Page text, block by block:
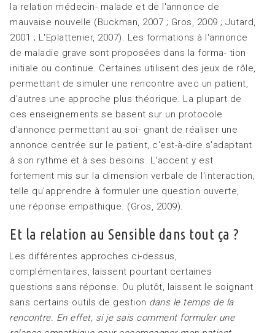
la relation médecin- malade et de l'annonce de
mauvaise nouvelle (Buckman, 2007 ; Gros, 2009 ; Jutard,
2001 ; L'Eplattenier, 2007). Les formations à l'annonce
de maladie grave sont proposées dans la forma- tion
initiale ou continue. Certaines utilisent des jeux de rôle,
permettant de simuler une rencontre avec un patient,
d'autres une approche plus théorique. La plupart de
ces enseignements se basent sur un protocole
d'annonce permettant au soi- gnant de réaliser une
annonce centrée sur le patient, c'est-à-dire s'adaptant
à son rythme et à ses besoins. L'accent y est
fortement mis sur la dimension verbale de l'interaction,
telle qu'apprendre à formuler une question ouverte,
une réponse empathique. (Gros, 2009).
Et la relation au Sensible dans tout ça ?
Les différentes approches ci-dessus,
complémentaires, laissent pourtant certaines
questions sans réponse. Ou plutôt, laissent le soignant
sans certains outils de gestion dans le temps de la
rencontre. En effet, si je sais comment formuler une